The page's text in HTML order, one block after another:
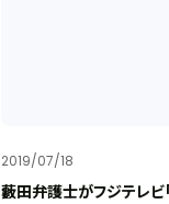
2019/07/18
藪田弁護士がフジテレビ